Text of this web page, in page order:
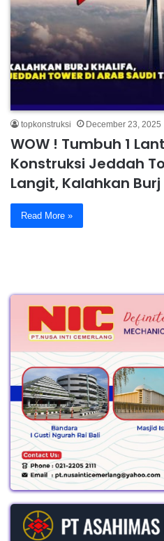
topkonstruksi December 23, 2025
WOW ! Tumbuh 1
Konstruksi Jeddah
Langit, Kalahkan
Read More »